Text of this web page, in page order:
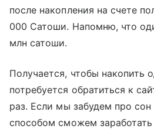
после накопления на счете
000 Сатоши. Напомню, что
млн сатоши.
Получается, чтобы накопить
потребуется обратиться к
раз. Если мы забудем про
способом сможем заработать